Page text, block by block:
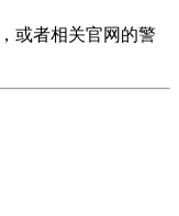
或者相关官网的警